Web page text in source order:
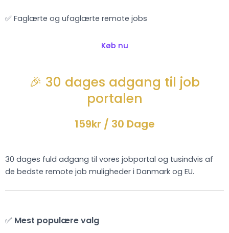
✅ Faglærte og ufaglærte remote jobs
Køb nu
🎉 30 dages adgang til job
portalen
159kr / 30 Dage
30 dages fuld adgang til vores jobportal og tusindvis af
de bedste remote job muligheder i Danmark og EU.
✅ Mest populære valg